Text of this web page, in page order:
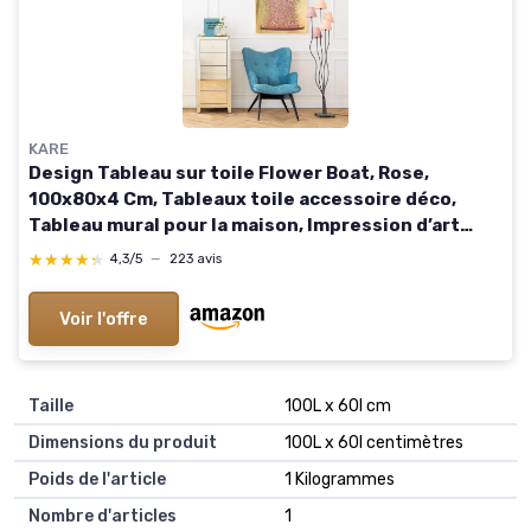
KARE
Design Tableau sur toile Flower Boat, Rose,
100x80x4 Cm, Tableaux toile accessoire déco,
Tableau mural pour la maison, Impression d’art
pour la maison, Grand format, Motif floral
★★★★★
★★★★★ 4,3/5 — 223 avis
Voir l'offre
Taille
100L x 60l cm
Dimensions du produit
100L x 60l centimètres
Poids de l'article
1 Kilogrammes
Nombre d'articles
1